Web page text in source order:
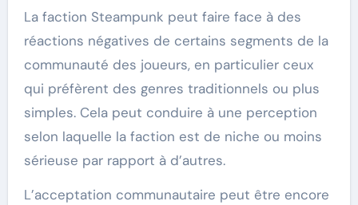
La faction Steampunk peut faire face à des
réactions négatives de certains segments de la
communauté des joueurs, en particulier ceux
qui préfèrent des genres traditionnels ou plus
simples. Cela peut conduire à une perception
selon laquelle la faction est de niche ou moins
sérieuse par rapport à d’autres.
L’acceptation communautaire peut être encore